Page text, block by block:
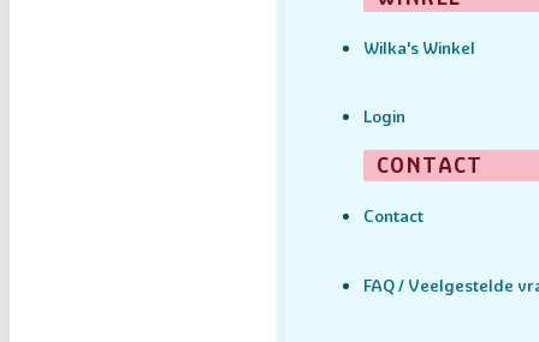
Wilka's Winkel
Login
CONTACT
Contact
FAQ / Veelgestelde